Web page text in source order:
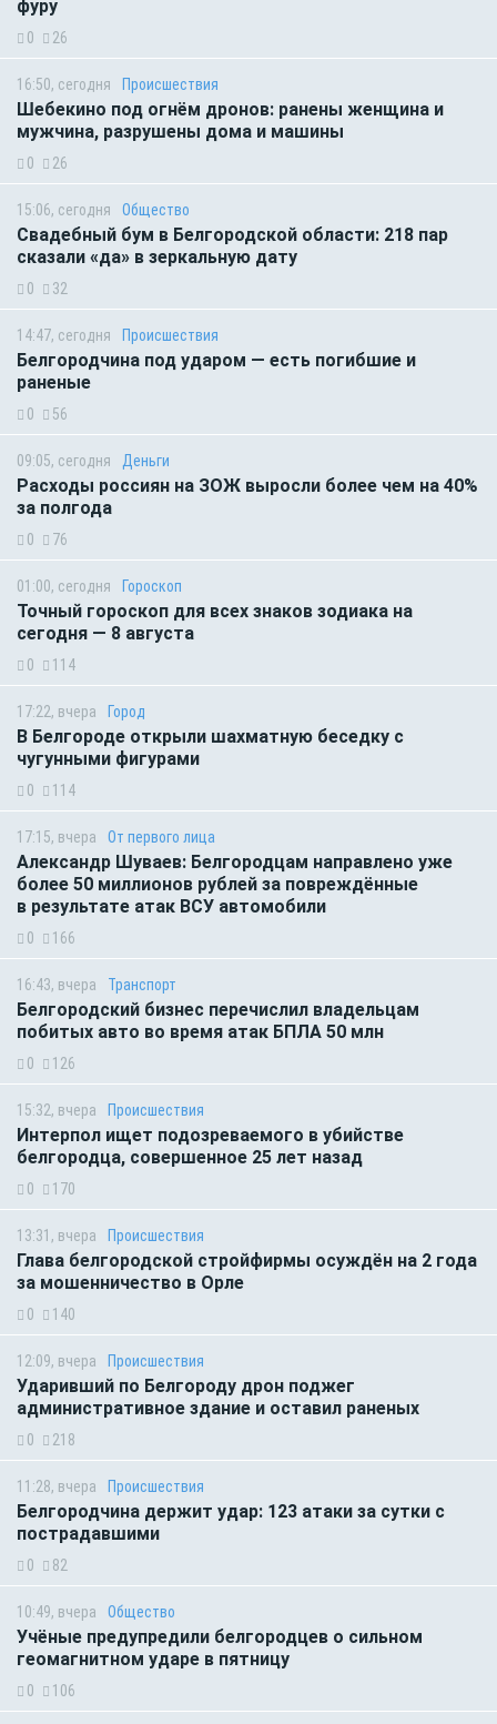
фуру
0 26
16:50, сегодня Происшествия
Шебекино под огнём дронов: ранены женщина и
мужчина, разрушены дома и машины
0 26
15:06, сегодня Общество
Свадебный бум в Белгородской области: 218 пар
сказали «да» в зеркальную дату
0 32
14:47, сегодня Происшествия
Белгородчина под ударом — есть погибшие и
раненые
0 56
09:05, сегодня Деньги
Расходы россиян на ЗОЖ выросли более чем на 40%
за полгода
0 76
01:00, сегодня Гороскоп
Точный гороскоп для всех знаков зодиака на
сегодня — 8 августа
0 114
17:22, вчера Город
В Белгороде открыли шахматную беседку с
чугунными фигурами
0 114
17:15, вчера От первого лица
Александр Шуваев: Белгородцам направлено уже
более 50 миллионов рублей за повреждённые
в результате атак ВСУ автомобили
0 166
16:43, вчера Транспорт
Белгородский бизнес перечислил владельцам
побитых авто во время атак БПЛА 50 млн
0 126
15:32, вчера Происшествия
Интерпол ищет подозреваемого в убийстве
белгородца, совершенное 25 лет назад
0 170
13:31, вчера Происшествия
Глава белгородской стройфирмы осуждён на 2 года
за мошенничество в Орле
0 140
12:09, вчера Происшествия
Ударивший по Белгороду дрон поджег
административное здание и оставил раненых
0 218
11:28, вчера Происшествия
Белгородчина держит удар: 123 атаки за сутки с
пострадавшими
0 82
10:49, вчера Общество
Учёные предупредили белгородцев о сильном
геомагнитном ударе в пятницу
0 106